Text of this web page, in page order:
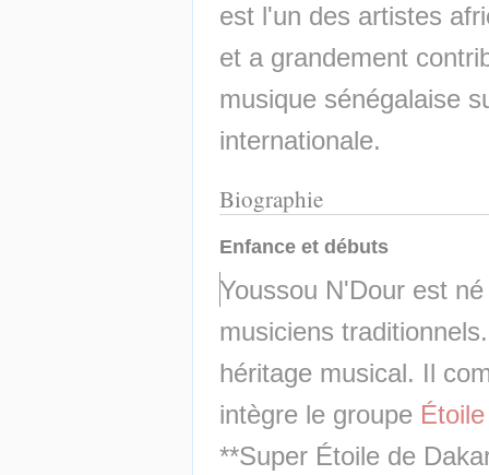
est l'un des artistes
et a grandement
musique sénégalaise
internationale.
Biographie
Enfance et débuts
Youssou N'Dour est
musiciens
héritage musical. Il
intègre le groupe
**Super Étoile de